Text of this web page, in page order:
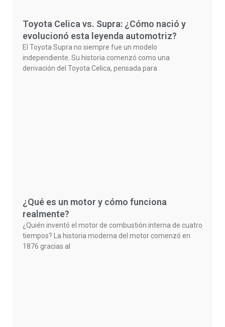
Toyota Celica vs. Supra: ¿Cómo nació y
evolucionó esta leyenda automotriz?
El Toyota Supra no siempre fue un modelo
independiente. Su historia comenzó como una
derivación del Toyota Celica, pensada para
¿Qué es un motor y cómo funciona
realmente?
¿Quién inventó el motor de combustión interna de cuatro
tiempos? La historia moderna del motor comenzó en
1876 gracias al